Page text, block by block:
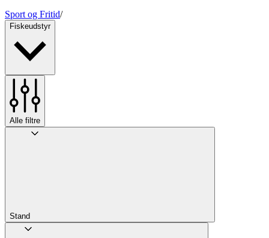
Sport og Fritid/
Fiskeudstyr
Alle filtre
Stand